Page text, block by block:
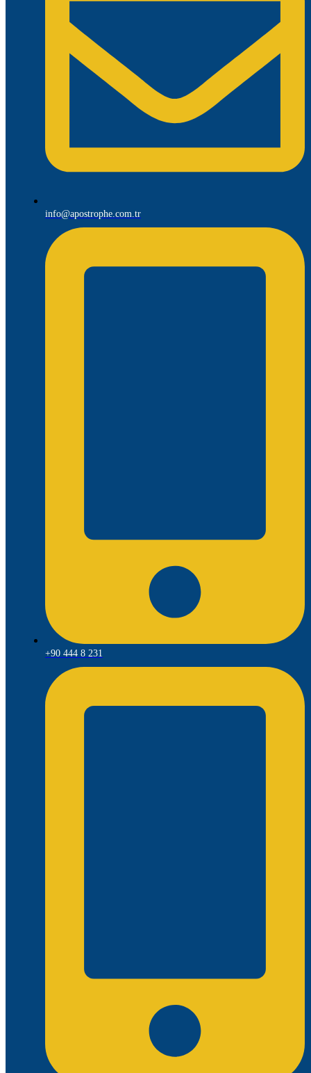
info@apostrophe.com.tr
+90 444 8 231